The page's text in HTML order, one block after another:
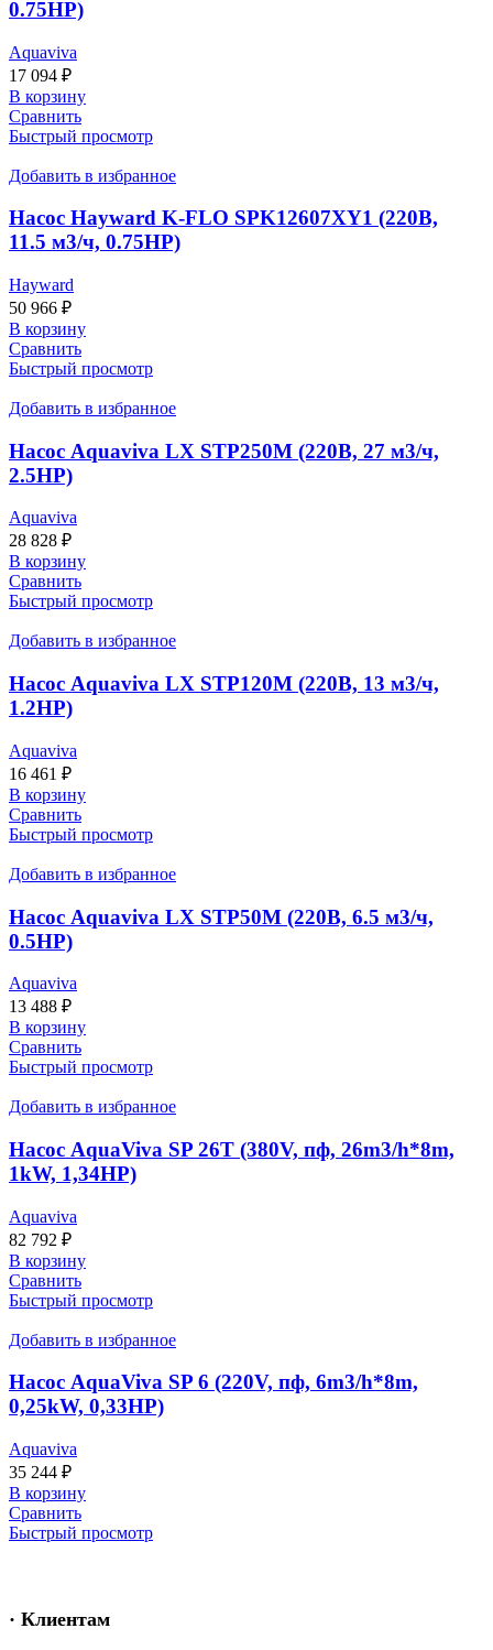
0.75HP)
Aquaviva
17 094 ₽
В корзину
Сравнить
Быстрый просмотр
Добавить в избранное
Насос Hayward K-FLO SPK12607XY1 (220В,
11.5 м3/ч, 0.75НР)
Hayward
50 966 ₽
В корзину
Сравнить
Быстрый просмотр
Добавить в избранное
Насос Aquaviva LX STP250M (220В, 27 м3/ч,
2.5HP)
Aquaviva
28 828 ₽
В корзину
Сравнить
Быстрый просмотр
Добавить в избранное
Насос Aquaviva LX STP120M (220В, 13 м3/ч,
1.2НР)
Aquaviva
16 461 ₽
В корзину
Сравнить
Быстрый просмотр
Добавить в избранное
Насос Aquaviva LX STP50M (220В, 6.5 м3/ч,
0.5HP)
Aquaviva
13 488 ₽
В корзину
Сравнить
Быстрый просмотр
Добавить в избранное
Насос AquaViva SP 26Т (380V, пф, 26m3/h*8m,
1kW, 1,34HP)
Aquaviva
82 792 ₽
В корзину
Сравнить
Быстрый просмотр
Добавить в избранное
Насос AquaViva SP 6 (220V, пф, 6m3/h*8m,
0,25kW, 0,33HP)
Aquaviva
35 244 ₽
В корзину
Сравнить
Быстрый просмотр
· Клиентам